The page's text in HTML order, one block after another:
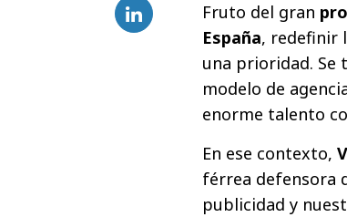
Fruto del gran
España, redefinir
una prioridad. Se
modelo de
enorme talento
En ese contexto,
férrea defensora
publicidad y